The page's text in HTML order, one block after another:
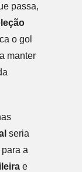
passa,
o gol
manter
seria
a
e